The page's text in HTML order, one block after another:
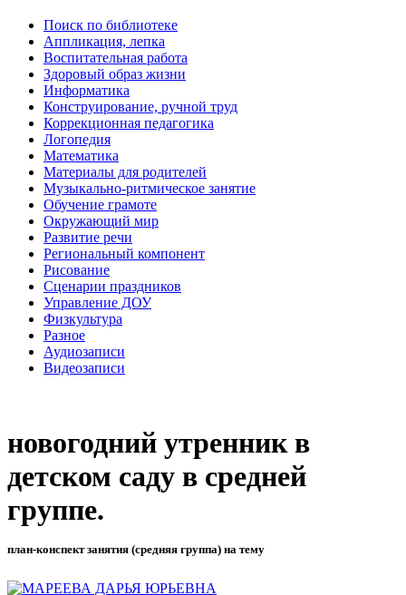
Поиск по библиотеке
Аппликация, лепка
Воспитательная работа
Здоровый образ жизни
Информатика
Конструирование, ручной труд
Коррекционная педагогика
Логопедия
Математика
Материалы для родителей
Музыкально-ритмическое занятие
Обучение грамоте
Окружающий мир
Развитие речи
Региональный компонент
Рисование
Сценарии праздников
Управление ДОУ
Физкультура
Разное
Аудиозаписи
Видеозаписи
новогодний утренник в
детском саду в средней
группе.
план-конспект занятия (средняя группа) на тему